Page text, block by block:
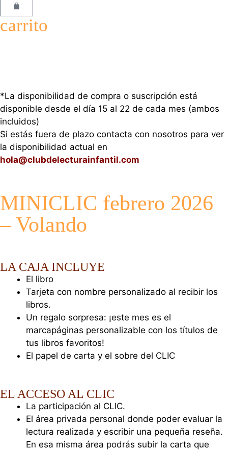
carrito
*La disponibilidad de compra o suscripción está
disponible desde el día 15 al 22 de cada mes (ambos
incluidos)
Si estás fuera de plazo contacta con nosotros para ver
la disponibilidad actual en
hola@clubdelecturainfantil.com
MINICLIC febrero 2026
– Volando
LA CAJA INCLUYE
El libro
Tarjeta con nombre personalizado al recibir los
libros.
Un regalo sorpresa: ¡este mes es el
marcapáginas personalizable con los títulos de
tus libros favoritos!
El papel de carta y el sobre del CLIC
EL ACCESO AL CLIC
La participación al CLIC.
El área privada personal donde poder evaluar la
lectura realizada y escribir una pequeña reseña.
En esa misma área podrás subir la carta que